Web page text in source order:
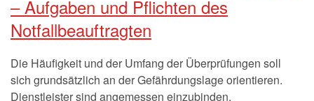
– Aufgaben und Pflichten des
Notfallbeauftragten
Die Häufigkeit und der Umfang der Überprüfungen soll
sich grundsätzlich an der Gefährdungslage orientieren.
Dienstleister sind angemessen einzubinden.